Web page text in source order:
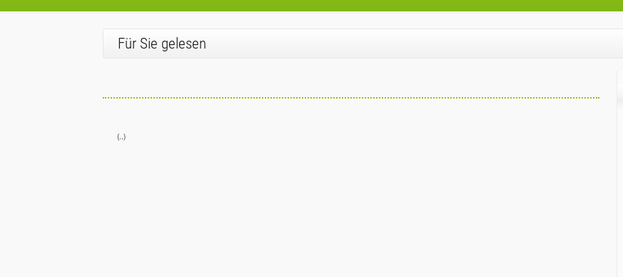
Für Sie gelesen
(..)